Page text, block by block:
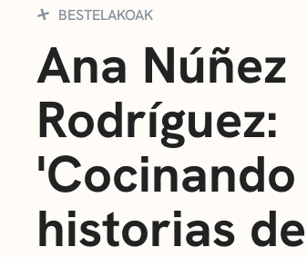
BESTELAKOAK
Ana Núñez
Rodríguez:
'Cocinando
historias de